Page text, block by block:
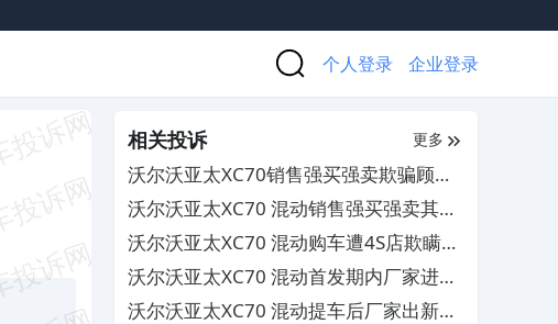
个人登录 企业登录
相关投诉 更多
沃尔沃亚太XC70销售强买强卖欺骗顾
客，要求退车遭拒
沃尔沃亚太XC70 混动销售强买强卖其态
度恶劣，至今不解决问题
沃尔沃亚太XC70 混动购车遭4S店欺瞒致
消费者损失，其拒不退车退款
沃尔沃亚太XC70 混动首发期内厂家进行
变相大幅降价，客服未处理无人追责
沃尔沃亚太XC70 混动提车后厂家出新购